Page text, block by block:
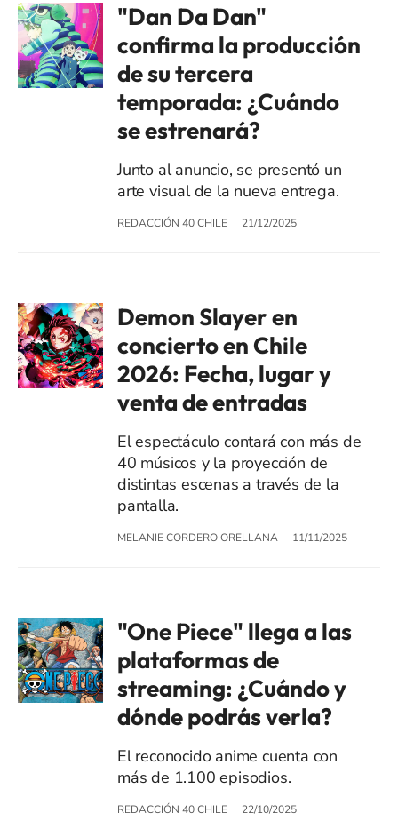
"Dan Da Dan"
confirma la producción
de su tercera
temporada: ¿Cuándo
se estrenará?
Junto al anuncio, se presentó un
arte visual de la nueva entrega.
REDACCIÓN 40 CHILE 21/12/2025
Demon Slayer en
concierto en Chile
2026: Fecha, lugar y
venta de entradas
El espectáculo contará con más de
40 músicos y la proyección de
distintas escenas a través de la
pantalla.
MELANIE CORDERO ORELLANA 11/11/2025
"One Piece" llega a las
plataformas de
streaming: ¿Cuándo y
dónde podrás verla?
El reconocido anime cuenta con
más de 1.100 episodios.
REDACCIÓN 40 CHILE 22/10/2025